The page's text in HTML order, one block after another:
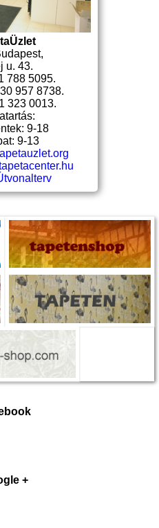
u. 43.
788 5095.
957 8738.
323 0013.
9-18
9-13
+